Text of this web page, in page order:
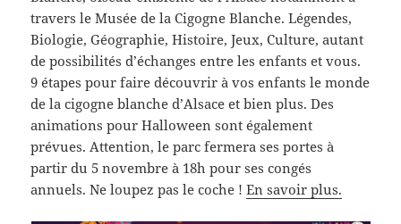
travers le Musée de la Cigogne Blanche. Légendes,
Biologie, Géographie, Histoire, Jeux, Culture, autant
de possibilités d’échanges entre les enfants et vous.
9 étapes pour faire découvrir à vos enfants le monde
de la cigogne blanche d’Alsace et bien plus. Des
animations pour Halloween sont également
prévues. Attention, le parc fermera ses portes à
partir du 5 novembre à 18h pour ses congés
annuels. Ne loupez pas le coche !En savoir plus.